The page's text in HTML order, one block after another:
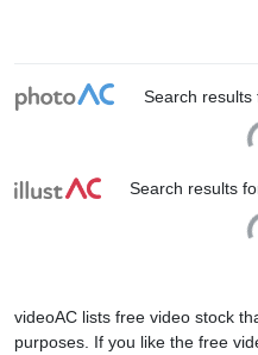
Search results
Search results
videoAC lists free video stock
purposes. If you like the free